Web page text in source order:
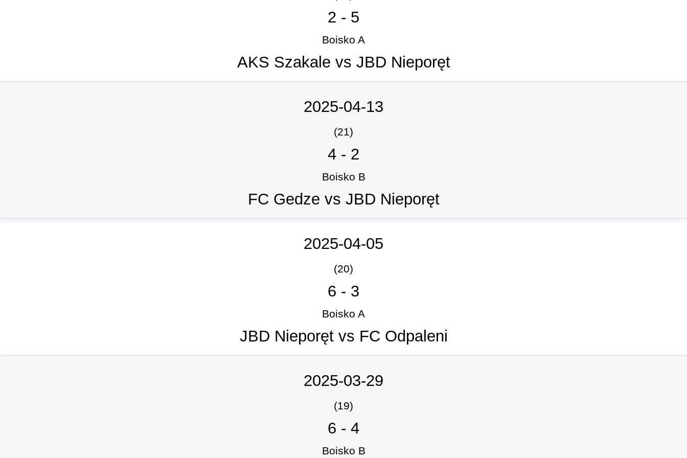
2 - 5
Boisko A
AKS Szakale vs JBD Nieporęt
2025-04-13
(21)
4 - 2
Boisko B
FC Gedze vs JBD Nieporęt
2025-04-05
(20)
6 - 3
Boisko A
JBD Nieporęt vs FC Odpaleni
2025-03-29
(19)
6 - 4
Boisko B